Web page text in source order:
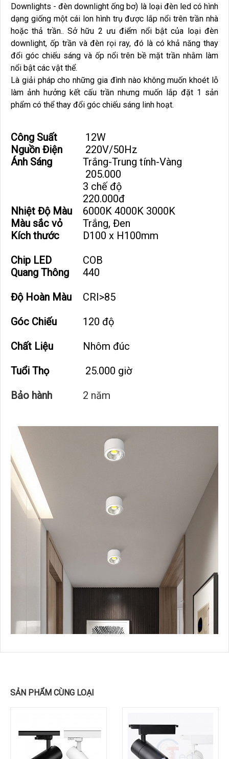
Downlights - đèn downlight ống bơ) là loại đèn led có hình
dạng giống một cái lon hình trụ được lắp nổi trên trần nhà
hoặc thả trần.. Sở hữu 2 ưu điểm nổi bật của loại đèn
downlight, ốp trần và đèn rọi ray, đó là có khả năng thay
đổi góc chiếu sáng và ốp nổi trên bề mặt trần nhằm làm
nổi bật các vật thể.
Là giải pháp cho những gia đình nào không muốn khoét lỗ
làm ảnh hưởng kết cấu trần nhưng muốn lắp đặt 1 sản
phẩm có thể thay đổi góc chiếu sáng linh hoạt.
Công Suất
12W
Nguồn Điện
220V/50Hz
Ánh Sáng
Trắng-Trung tính-Vàng
205.000
3 chế độ
220.000đ
Nhiệt Độ Màu
6000K 4000K 3000K
Màu sắc vỏ
Trắng, Đen
Kích thước
D100 x H100mm
Chip LED
COB
Quang Thông
440
Độ Hoàn Màu
CRI>85
Góc Chiếu
120 độ
Chất Liệu
Nhôm đúc
Tuổi Thọ
25.000 giờ
Bảo hành
2 năm
SẢN PHẨM CÙNG LOẠI